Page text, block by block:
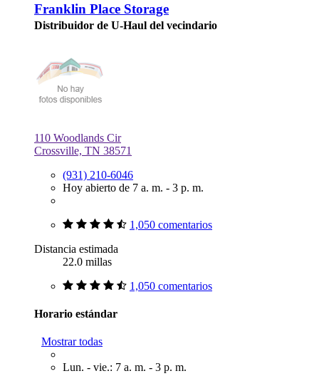
Franklin Place Storage
Distribuidor de U-Haul del vecindario
110 Woodlands Cir
Crossville, TN 38571
(931) 210-6046
Hoy abierto de 7 a. m. - 3 p. m.
1,050 comentarios
Distancia estimada
22.0 millas
1,050 comentarios
Horario estándar
Mostrar todas
Lun. - vie.: 7 a. m. - 3 p. m.